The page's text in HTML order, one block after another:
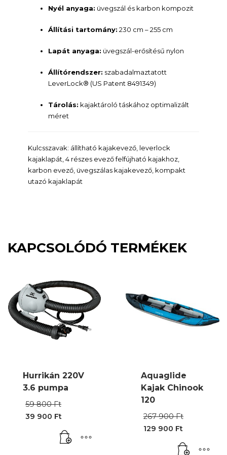
Nyél anyaga: üvegszál és karbon kompozit
Állítási tartomány: 230 cm – 255 cm
Lapát anyaga: üvegszál-erősítésű nylon
Állítórendszer: szabadalmaztatott
LeverLock® (US Patent 8491349)
Tárolás: kajaktároló táskához optimalizált
méret
Kulcsszavak: állítható kajakevező, leverlock
kajaklapát, 4 részes evező felfújható kajakhoz,
karbon evező, üvegszálas kajakevező, kompakt
utazó kajaklapát
KAPCSOLÓDÓ TERMÉKEK
Hurrikán 220V
3.6 pumpa
59 800Ft
800 Ft.
39 900 Ft
Aquaglide
Kajak Chinook
120
267 900Ft
900 Ft.
129 900 Ft